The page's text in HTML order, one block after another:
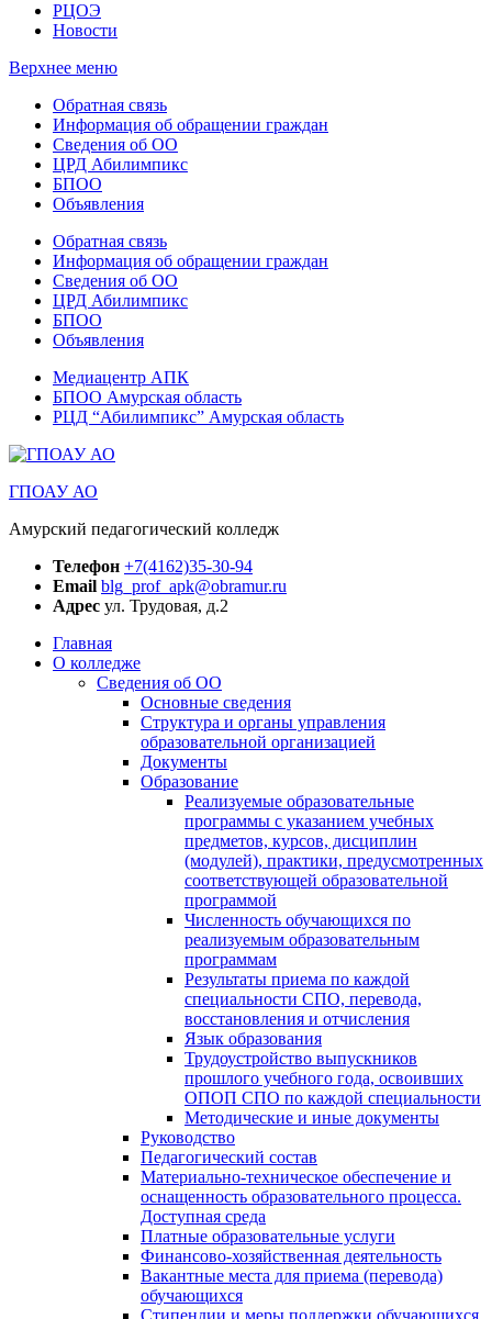
РЦОЭ
Новости
Верхнее меню
Обратная связь
Информация об обращении граждан
Сведения об ОО
ЦРД Абилимпикс
БПОО
Объявления
Обратная связь
Информация об обращении граждан
Сведения об ОО
ЦРД Абилимпикс
БПОО
Объявления
Медиацентр АПК
БПОО Амурская область
РЦД “Абилимпикс” Амурская область
ГПОАУ АО
Амурский педагогический колледж
Телефон +7(4162)35-30-94
Email blg_prof_apk@obramur.ru
Адрес ул. Трудовая, д.2
Главная
О колледже
Сведения об ОО
Основные сведения
Структура и органы управления
образовательной организацией
Документы
Образование
Реализуемые образовательные
программы с указанием учебных
предметов, курсов, дисциплин
(модулей), практики, предусмотренных
соответствующей образовательной
программой
Численность обучающихся по
реализуемым образовательным
программам
Результаты приема по каждой
специальности СПО, перевода,
восстановления и отчисления
Язык образования
Трудоустройство выпускников
прошлого учебного года, освоивших
ОПОП СПО по каждой специальности
Методические и иные документы
Руководство
Педагогический состав
Материально-техническое обеспечение и
оснащенность образовательного процесса.
Доступная среда
Платные образовательные услуги
Финансово-хозяйственная деятельность
Вакантные места для приема (перевода)
обучающихся
Стипендии и меры поддержки обучающихся